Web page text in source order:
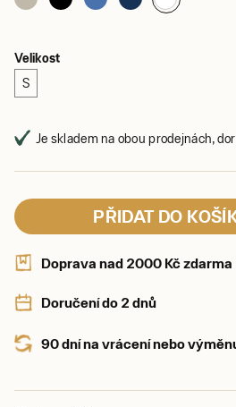
Velikost
S
Je skladem na obou prodejnách,
PŘIDAT DO
Doprava nad 2000 Kč zdarma
Doručení do 2 dnů
90 dní na vrácení nebo